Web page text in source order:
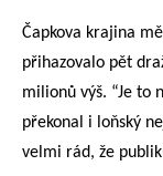
Čapkova krajina
přihazovalo pět
milionů výš. “Je to
překonal i loňský
velmi rád, že